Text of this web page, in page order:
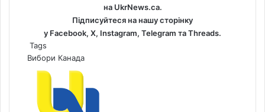
на UkrNews.ca.
Підписуйтеся на нашу сторінку
у Facebook, Х, Instagram, Telegram таThreads.
Tags
Вибори Канада